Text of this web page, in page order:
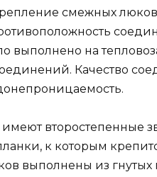
смежных
выполнено на
Качество
второстепенные
к которым
выполнены из